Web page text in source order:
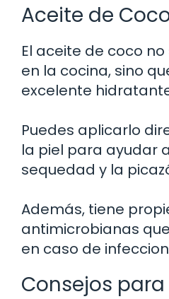
Aceite de
El aceite de coco
en la cocina, sino
excelente
Puedes aplicarlo
la piel para ayudar
sequedad y la
Además, tiene
antimicrobianas
en caso de
Consejos para